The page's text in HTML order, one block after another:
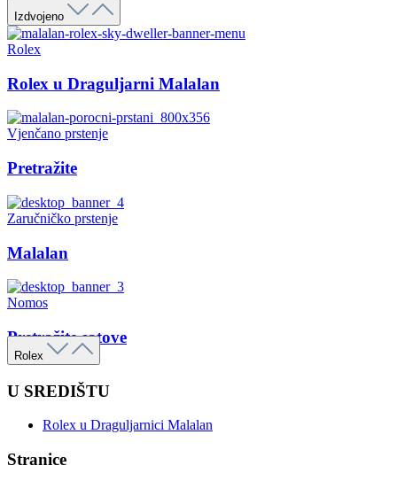
Izdvojeno
Rolex
Rolex u Draguljarni Malalan
Vjenčano prstenje
Pretražite
Zaručničko prstenje
Malalan
Nomos
Pretražite satove
Rolex
U SREDIŠTU
Rolex u Draguljarnici Malalan
Stranice